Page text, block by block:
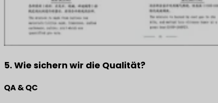
5. Wie sichern wir die Qualität?
QA & QC